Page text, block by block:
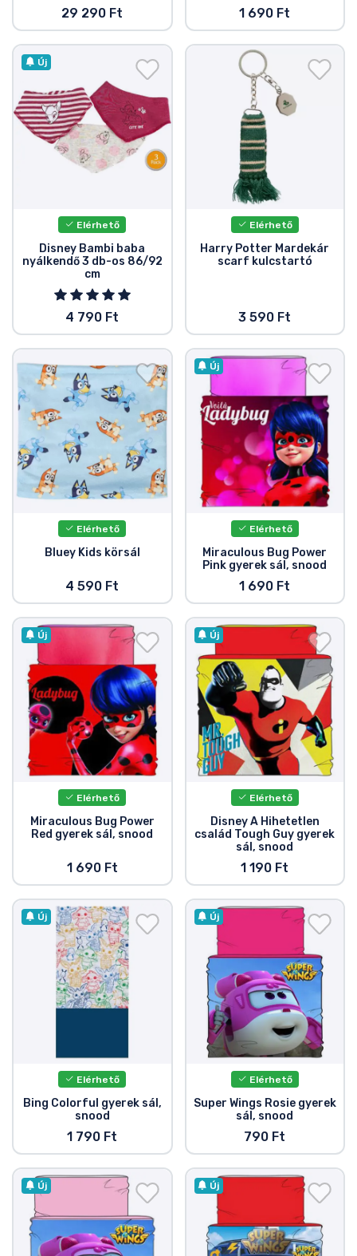
29 290 Ft 1 690 Ft
Új
Elérhető
Disney Bambi baba
nyálkendő 3 db-os 86/92
cm
4 790 Ft
Elérhető
Harry Potter Mardekár
scarf kulcstartó
3 590 Ft
Elérhető
Bluey Kids körsál
4 590 Ft
Új
Elérhető
Miraculous Bug Power
Pink gyerek sál, snood
1 690 Ft
Új
Elérhető
Miraculous Bug Power
Red gyerek sál, snood
1 690 Ft
Új
Elérhető
Disney A Hihetetlen
család Tough Guy gyerek
sál, snood
1 190 Ft
Új
Elérhető
Bing Colorful gyerek sál,
snood
1 790 Ft
Új
Elérhető
Super Wings Rosie gyerek
sál, snood
790 Ft
Új Új